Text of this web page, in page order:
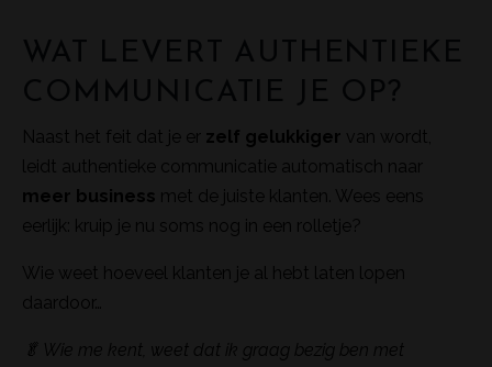
Naast het feit dat je er zelf gelukkiger van wordt,
leidt authentieke communicatie automatisch naar
meer business met de juiste klanten. Wees eens
eerlijk: kruip je nu soms nog in een rolletje?
Wie weet hoeveel klanten je al hebt laten lopen
daardoor…
🥬 Wie me kent, weet dat ik graag bezig ben met